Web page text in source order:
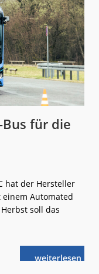
für die
hat der Hersteller
Automated
soll das
weiterlese
nMAN: